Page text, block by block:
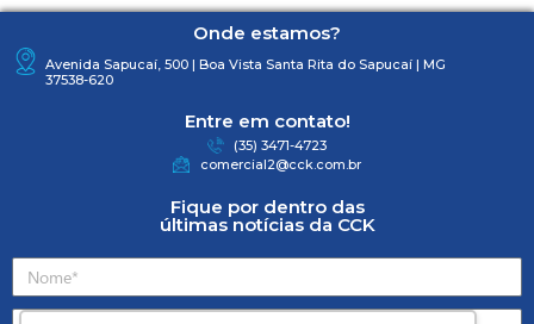
Onde estamos?
Avenida Sapucaí, 500 | Boa Vista Santa Rita do Sapucaí | MG
37538-620
Entre em contato!
(35) 3471-4723
comercial2@cck.com.br
Fique por dentro das
últimas notícias da CCK